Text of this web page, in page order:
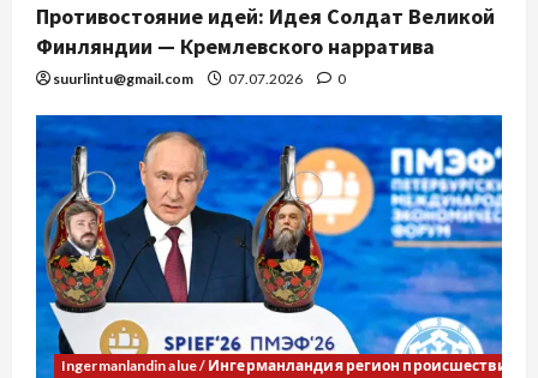
Противостояние идей: Идея Солдат Великой
Финляндии — Кремлевского нарратива
suurlintu@gmail.com 07.07.2026 0
Ingermanlandin alue / Ингерманландия регион происшествия